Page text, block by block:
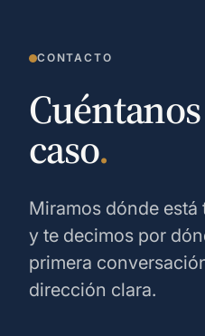
CONTACTO
caso.
Miramos dónde está
y te decimos por
primera
dirección clara.